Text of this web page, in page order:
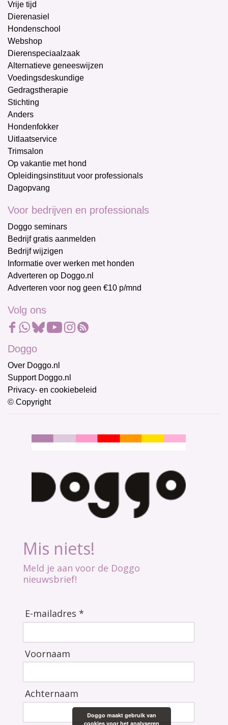
Vrije tijd
Dierenasiel
Hondenschool
Webshop
Dierenspeciaalzaak
Alternatieve geneeswijzen
Voedingsdeskundige
Gedragstherapie
Stichting
Anders
Hondenfokker
Uitlaatservice
Trimsalon
Op vakantie met hond
Opleidingsinstituut voor professionals
Dagopvang
Voor bedrijven en professionals
Doggo seminars
Bedrijf gratis aanmelden
Bedrijf wijzigen
Informatie over werken met honden
Adverteren op Doggo.nl
Adverteren voor nog geen €10 p/mnd
Volg ons
Doggo
Over Doggo.nl
Support Doggo.nl
Privacy- en cookiebeleid
© Copyright
Mis niets!
Meld je aan voor de Doggo
nieuwsbrief!
E-mailadres *
Voornaam
Achternaam
Doggo maakt gebruik van
cookies voor het analyseren